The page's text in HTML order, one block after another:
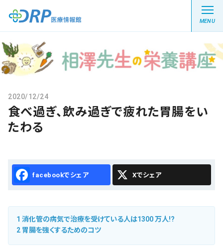
MENU
栄養健康レシピ
健康川柳
会社概要
2020/12/24
食べ過ぎ、飲み過ぎで疲れた胃腸をい
たわる
Facebook X
1 消化管の病気で治療を受けている人は1300 万人!?
2 胃腸を強くするためのコツ